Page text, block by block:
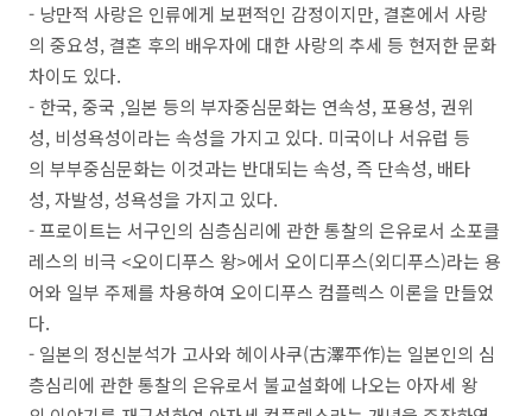
- 낭만적 사랑은 인류에게 보편적인 감정이지만, ​결혼에서 사랑
의 중요성, 결혼 후의 배우자에 대한 사랑의 추세 등 현저한 문화
차이도 있다.
- ​한국, 중국 ,일본 등의 부자중심문화는 연속성, 포용성, 권위
성, 비성욕성이라는 속성을 가지고 있다. 미국이나 서유럽 등
의 부부중심문화는 이것과는 반대되는 속성, 즉 단속성, 배타
성, 자발성, 성욕성을 가지고 있다.
- ​프로이트는 서구인의 심층심리에 관한 통찰의 은유로서 소포클
레스의 비극 <오이디푸스 왕>에서 오이디푸스(외디푸스)라는 용
어와 일부 주제를 차용하여 오이디푸스 컴플렉스 이론을 만들었
다.
- 일본의 정신분석가 고사와 헤이사쿠(古澤平作)는 일본인의 심
층심리에 관한 통찰의 은유로서 불교설화에 나오는 아자세 왕